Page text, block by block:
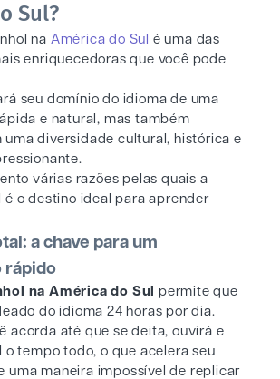
Sul?
na América do Sul é uma das
enriquecedoras que você pode
seu domínio do idioma de uma
e natural, mas também
uma diversidade cultural, histórica e
várias razões pelas quais a
é o destino ideal para aprender
a chave para um
rápido
na América do Sul permite que
do idioma 24 horas por dia.
acorda até que se deita, ouvirá e
o tempo todo, o que acelera seu
uma maneira impossível de replicar